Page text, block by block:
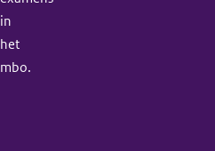
in
het
mbo.